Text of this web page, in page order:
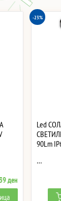
денCurrent
price
-23%
Led
90Lm
…